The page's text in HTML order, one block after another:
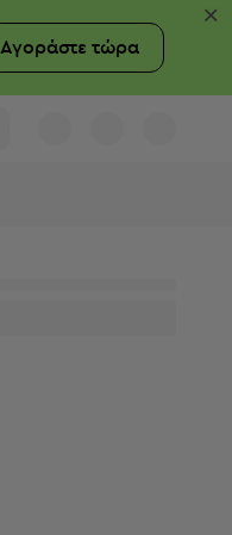
Αγοράστε τώρα
×